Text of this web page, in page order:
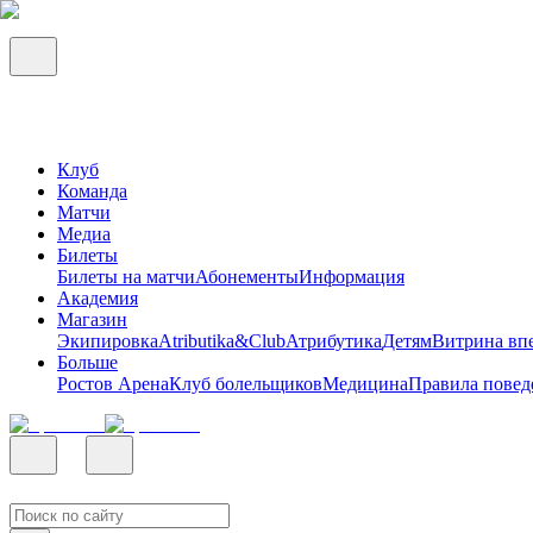
Клуб
Команда
Матчи
Медиа
Билеты
Билеты на матчиАбонементыИнформация
Академия
Магазин
ЭкипировкаAtributika&ClubАтрибутикаДетямВитрина
Больше
Ростов АренаКлуб болельщиковМедицинаПравила